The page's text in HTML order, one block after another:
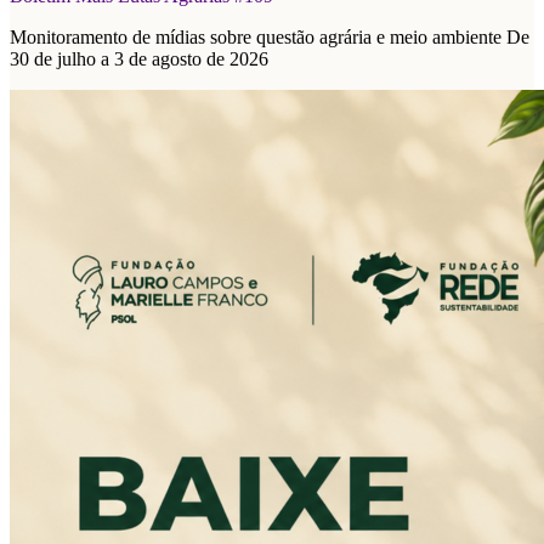
Monitoramento de mídias sobre questão agrária e meio ambiente De
30 de julho a 3 de agosto de 2026